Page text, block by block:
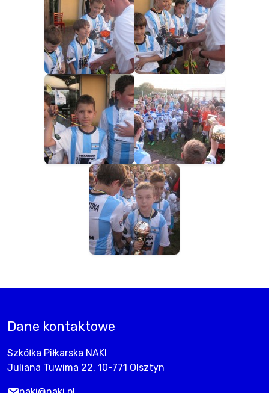
Dane kontaktowe
Szkółka Piłkarska NAKI
Juliana Tuwima 22, 10-771 Olsztyn